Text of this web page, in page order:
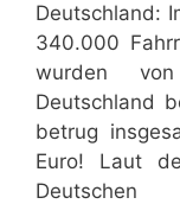
Deutschland:
340.000
wurden
Deutschland
betrug
Euro! Laut
Deutschen